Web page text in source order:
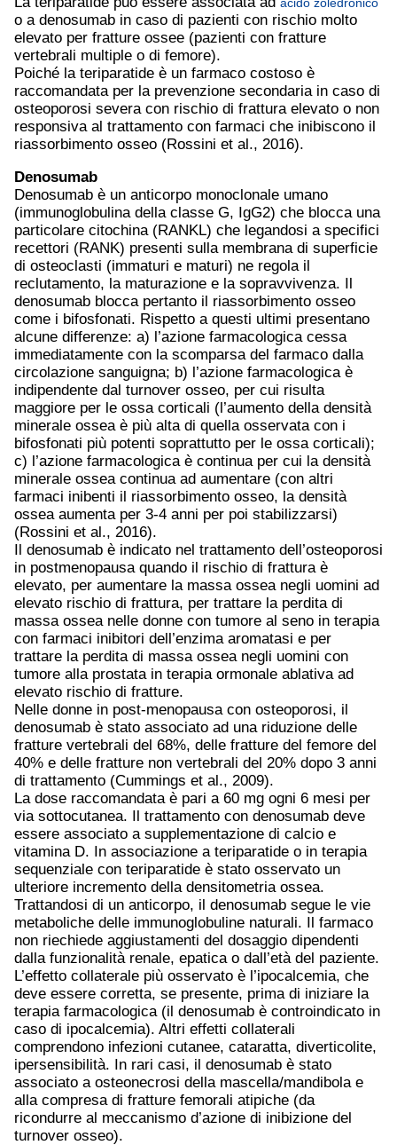
o a denosumab in caso di pazienti con rischio molto
elevato per fratture ossee (pazienti con fratture
vertebrali multiple o di femore).
Poiché la teriparatide è un farmaco costoso è
raccomandata per la prevenzione secondaria in caso di
osteoporosi severa con rischio di frattura elevato o non
responsiva al trattamento con farmaci che inibiscono il
riassorbimento osseo (Rossini et al., 2016).
Denosumab
Denosumab è un anticorpo monoclonale umano
(immunoglobulina della classe G, IgG2) che blocca una
particolare citochina (RANKL) che legandosi a specifici
recettori (RANK) presenti sulla membrana di superficie
di osteoclasti (immaturi e maturi) ne regola il
reclutamento, la maturazione e la sopravvivenza. Il
denosumab blocca pertanto il riassorbimento osseo
come i bifosfonati. Rispetto a questi ultimi presentano
alcune differenze: a) l’azione farmacologica cessa
immediatamente con la scomparsa del farmaco dalla
circolazione sanguigna; b) l’azione farmacologica è
indipendente dal turnover osseo, per cui risulta
maggiore per le ossa corticali (l’aumento della densità
minerale ossea è più alta di quella osservata con i
bifosfonati più potenti soprattutto per le ossa corticali);
c) l’azione farmacologica è continua per cui la densità
minerale ossea continua ad aumentare (con altri
farmaci inibenti il riassorbimento osseo, la densità
ossea aumenta per 3-4 anni per poi stabilizzarsi)
(Rossini et al., 2016).
Il denosumab è indicato nel trattamento dell’osteoporosi
in postmenopausa quando il rischio di frattura è
elevato, per aumentare la massa ossea negli uomini ad
elevato rischio di frattura, per trattare la perdita di
massa ossea nelle donne con tumore al seno in terapia
con farmaci inibitori dell’enzima aromatasi e per
trattare la perdita di massa ossea negli uomini con
tumore alla prostata in terapia ormonale ablativa ad
elevato rischio di fratture.
Nelle donne in post-menopausa con osteoporosi, il
denosumab è stato associato ad una riduzione delle
fratture vertebrali del 68%, delle fratture del femore del
40% e delle fratture non vertebrali del 20% dopo 3 anni
di trattamento (Cummings et al., 2009).
La dose raccomandata è pari a 60 mg ogni 6 mesi per
via sottocutanea. Il trattamento con denosumab deve
essere associato a supplementazione di calcio e
vitamina D. In associazione a teriparatide o in terapia
sequenziale con teriparatide è stato osservato un
ulteriore incremento della densitometria ossea.
Trattandosi di un anticorpo, il denosumab segue le vie
metaboliche delle immunoglobuline naturali. Il farmaco
non riechiede aggiustamenti del dosaggio dipendenti
dalla funzionalità renale, epatica o dall’età del paziente.
L’effetto collaterale più osservato è l’ipocalcemia, che
deve essere corretta, se presente, prima di iniziare la
terapia farmacologica (il denosumab è controindicato in
caso di ipocalcemia). Altri effetti collaterali
comprendono infezioni cutanee, cataratta, diverticolite,
ipersensibilità. In rari casi, il denosumab è stato
associato a osteonecrosi della mascella/mandibola e
alla compresa di fratture femorali atipiche (da
ricondurre al meccanismo d’azione di inibizione del
turnover osseo).